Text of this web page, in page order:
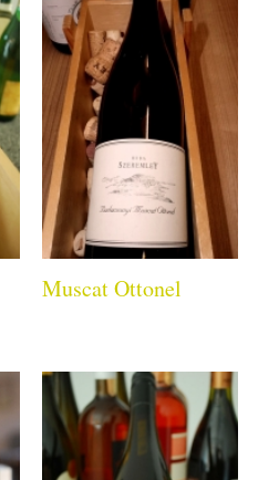
Muscat Ottonel